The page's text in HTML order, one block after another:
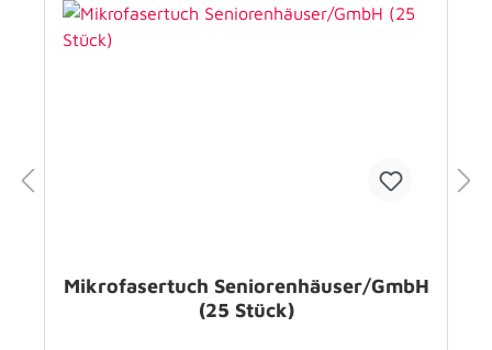
Mikrofasertuch Seniorenhäuser/GmbH
(25 Stück)